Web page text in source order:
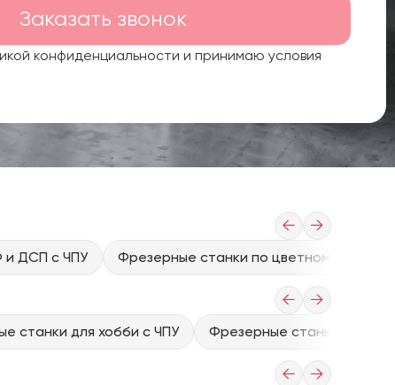
Заказать звонок
конфиденциальности и принимаю условия
← →
и ДСП с ЧПУ Фрезерные станки по цветному
← →
станки для хобби с ЧПУ Фрезерные станки 3d с
← →